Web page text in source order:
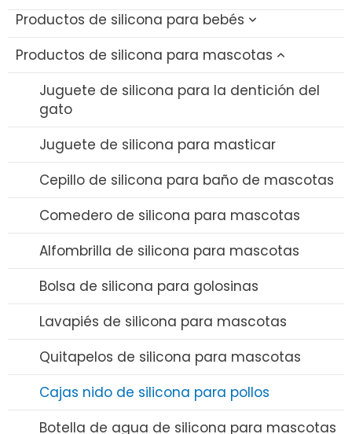
Productos de silicona para bebés
Juguetes de silicona para el baño del bebé
Cepillo de silicona para biberones
Productos de silicona para mascotas
Juguete de silicona para la dentición del
gato
Juguete de silicona para masticar
Cepillo de silicona para baño de mascotas
Comedero de silicona para mascotas
Alfombrilla de silicona para mascotas
Bolsa de silicona para golosinas
Lavapiés de silicona para mascotas
Quitapelos de silicona para mascotas
Cajas nido de silicona para pollos
Botella de agua de silicona para mascotas